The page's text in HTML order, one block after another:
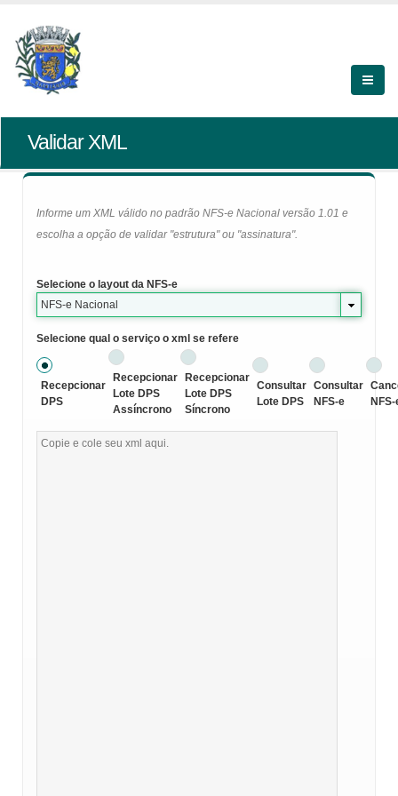
Validar XML
Informe um XML válido no padrão NFS-e Nacional versão 1.01 e
escolha a opção de validar "estrutura" ou "assinatura".
Selecione o layout da NFS-e
NFS-e Nacional
Selecione qual o serviço o xml se refere
Recepcionar
DPS
Recepcionar
Lote DPS
Assíncrono
Recepcionar
Lote DPS
Síncrono
Consultar
Lote DPS
Consultar
NFS-e
NFS-